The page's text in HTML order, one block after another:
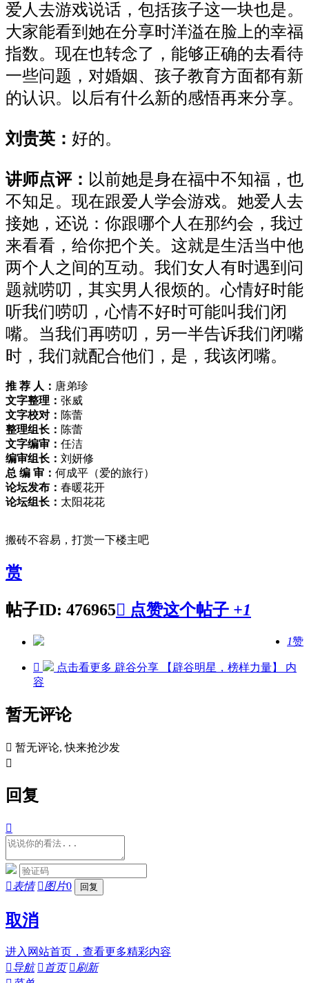
爱人去游戏说话，包括孩子这一块也是。
大家能看到她在分享时洋溢在脸上的幸福
指数。现在也转念了，能够正确的去看待
一些问题，对婚姻、孩子教育方面都有新
的认识。以后有什么新的感悟再来分享。
刘贵英： 好的。
讲师点评： 以前她是身在福中不知福，也
不知足。现在跟爱人学会游戏。她爱人去
接她，还说：你跟哪个人在那约会，我过
来看看，给你把个关。这就是生活当中他
两个人之间的互动。我们女人有时遇到问
题就唠叨，其实男人很烦的。心情好时能
听我们唠叨，心情不好时可能叫我们闭
嘴。当我们再唠叨，另一半告诉我们闭嘴
时，我们就配合他们，是，我该闭嘴。
推 荐 人： 唐弟珍
文字整理： 张威
文字校对： 陈蕾
整理组长： 陈蕾
文字编审： 任洁
编审组长： 刘妍修
总 编 审： 何成平（爱的旅行）
论坛发布： 春暖花开
论坛组长： 太阳花花
搬砖不容易，打赏一下楼主吧
赏
帖子ID: 476965 点赞这个帖子 +1
1赞
 点击看更多 辟谷分享 【辟谷明星，榜样力量】
内
容
暂无评论
 暂无评论, 快来抢沙发

回复

表情 图片0
取消
进入网站首页，查看更多精彩内容
导航  首页 刷新